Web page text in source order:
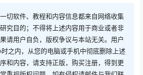
切软件、教程和内容信息都来自网络收集
究目的；不得将上述内容用于商业或者非
请用户自负，版权争议与本站无关。用户
之内，从您的电脑或手机中彻底删除上述
和内容，请支持正版，购买注册，得到更